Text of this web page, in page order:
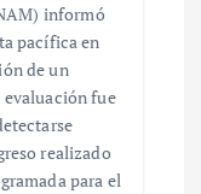
informó
pacífica en
de un
evaluación fue
realizado
para el